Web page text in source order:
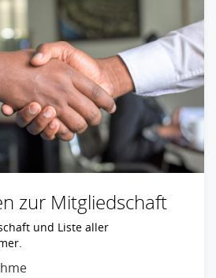
zur Mitgliedschaft
und Liste aller